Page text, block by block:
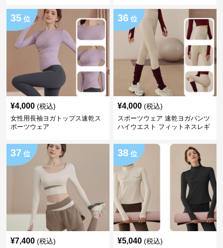
35 位
¥4,000 (税込)
女性用長袖ヨガトップス速乾ス
ポーツウェア
36 位
¥4,000 (税込)
スポーツウェア 速乾ヨガパンツ
ハイウエスト フィットネスレギ
37 位
¥7,400 (税込)
38 位
¥5,040 (税込)